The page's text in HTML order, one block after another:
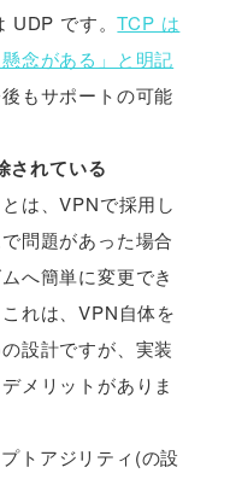
UDP です。TCP は
念がある」と明記
もサポートの可能
されている
は、VPNで採用し
問題があった場合
へ簡単に変更でき
れは、VPN自体を
設計ですが、実装
メリットがありま
トアジリティ(の設